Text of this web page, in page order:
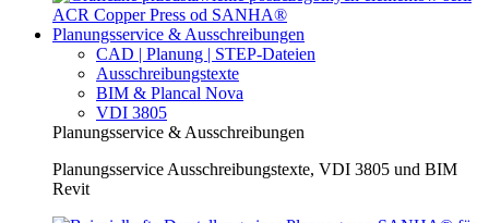
Planungsservice & Ausschreibungen
CAD | Planung | STEP-Dateien
Ausschreibungstexte
BIM & Plancal Nova
VDI 3805
Planungsservice & Ausschreibungen
Planungsservice Ausschreibungstexte, VDI 3805 und BIM
Revit